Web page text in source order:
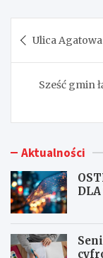
wpisu
Ulica
Sześć gmin
Aktualności
DLA